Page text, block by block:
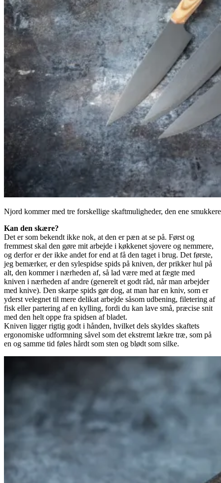
Njord kommer med tre forskellige skaftmuligheder, den ene
Kan den skære?
Det er som bekendt ikke nok, at den er pæn at se på. Først og
fremmest skal den gøre mit arbejde i køkkenet sjovere og nemmere,
og derfor er der ikke andet for end at få den taget i brug. Det første,
jeg bemærker, er den sylespidse spids på kniven, der prikker hul på
alt, den kommer i nærheden af, så lad være med at fægte med
kniven i nærheden af andre (generelt et godt råd, når man arbejder
med knive). Den skarpe spids gør dog, at man har en kniv, som er
yderst velegnet til mere delikat arbejde såsom udbening, filetering af
fisk eller partering af en kylling, fordi du kan lave små, præcise snit
med den helt oppe fra spidsen af bladet.
Kniven ligger rigtig godt i hånden, hvilket dels skyldes skaftets
ergonomiske udformning såvel som det ekstremt lækre træ, som på
en og samme tid føles hårdt som sten og blødt som silke.